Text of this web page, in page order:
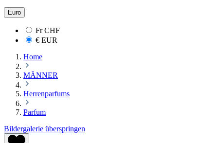
Euro
FrCHF
€ EUR
Home
MÄNNER
Herrenparfums
Parfum
Bildergalerie überspringen